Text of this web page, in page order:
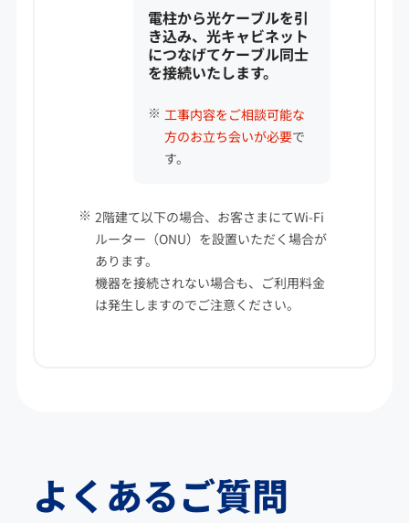
電柱から光ケーブルを引
き込み、光キャビネット
につなげてケーブル同士
を接続いたします。
工事内容をご相談可能な
方のお立ち会いが必要で
す。
2階建て以下の場合、お客さまにてWi-Fi
ルーター（ONU）を設置いただく場合が
あります。
機器を接続されない場合も、ご利用料金
は発生しますのでご注意ください。
よくあるご質問